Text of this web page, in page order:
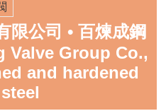
限公司 • 百煉成鋼
Valve Group Co.,
and hardened